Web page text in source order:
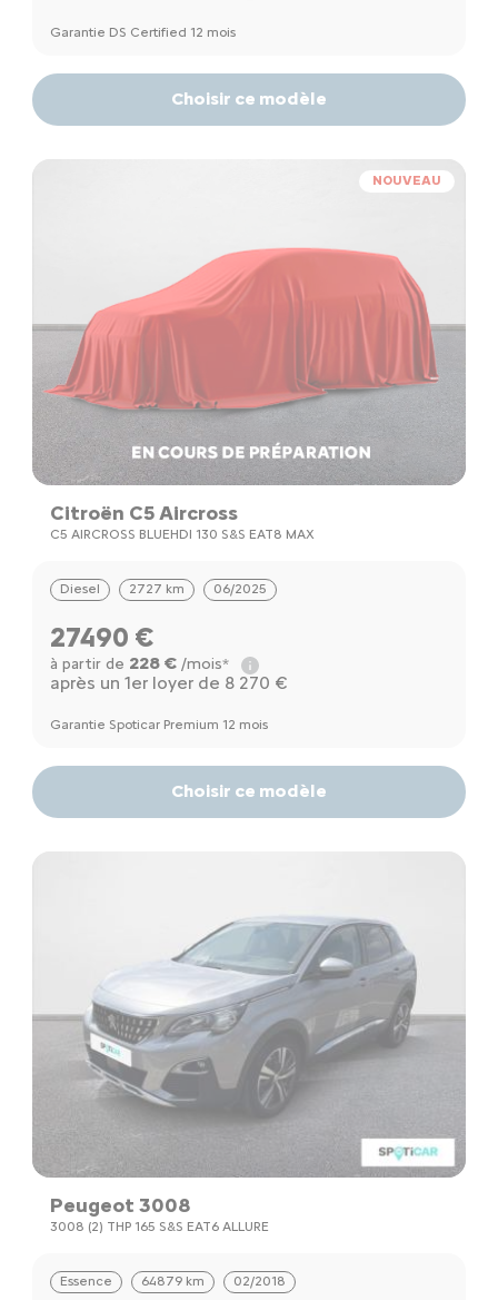
Garantie DS Certified 12 mois
Choisir ce modèle
NOUVEAU
Citroën C5 Aircross
C5 AIRCROSS BLUEHDI 130 S&S EAT8 MAX
Diesel 2727 km 06/2025
27490 €
à partir de 228 €/mois*
après un 1er loyer de 8 270 €
Garantie Spoticar Premium 12 mois
Choisir ce modèle
Peugeot 3008
3008 (2) THP 165 S&S EAT6 ALLURE
Essence 64879 km 02/2018